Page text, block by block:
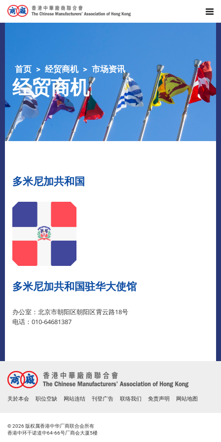
首页 经贸商机 市场资讯
经贸商机
多米尼加共和国
多米尼加共和国驻华大使馆
办公室：北京市朝阳区朝阳区霄云路18号
电话：010-64681387
关於本会 职位空缺 网站连结 刊登广告 联络我们 免责声明 网站地图
© 2026 版权属香港中华厂商联合会所有
香港中环干诺道中64-66号厂商会大厦5楼